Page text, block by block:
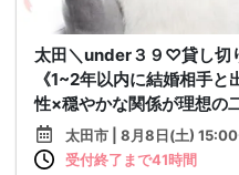
太田＼under３９♡貸し切
《1~2年以内に結婚相手
性×穏やかな関係が理想の
太田市 | 8月8日(土)
受付終了まで41時間